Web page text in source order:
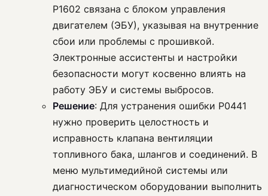
P1602 связана с блоком управления
двигателем (ЭБУ), указывая на внутренние
сбои или проблемы с прошивкой.
Электронные ассистенты и настройки
безопасности могут косвенно влиять на
работу ЭБУ и системы выбросов.
Решение: Для устранения ошибки P0441
нужно проверить целостность и
исправность клапана вентиляции
топливного бака, шлангов и соединений. В
меню мультимедийной системы или
диагностическом оборудовании выполнить